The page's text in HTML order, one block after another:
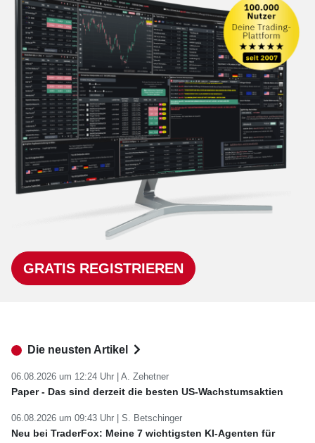
GRATIS REGISTRIEREN
Die neusten Artikel
06.08.2026 um 12:24 Uhr | A. Zehetner
Paper - Das sind derzeit die besten US-Wachstumsaktien
06.08.2026 um 09:43 Uhr | S. Betschinger
Neu bei TraderFox: Meine 7 wichtigsten KI-Agenten für